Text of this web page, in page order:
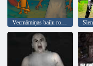
Vecmāmiņas baiļu rotaļu istaba